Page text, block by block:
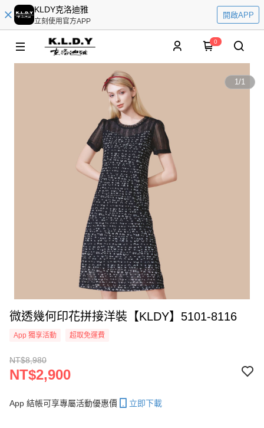
KLDY克洛迪雅
立刻使用官方APP
開啟APP
0
1/1
微透幾何印花拼接洋裝【KLDY】5101-8116
App 獨享活動 超取免運費
NT$8,980
NT$2,900
App 結帳可享專屬活動優惠價 立即下載